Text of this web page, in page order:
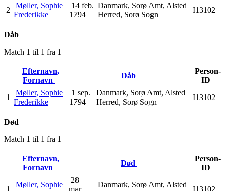
2
Møller, Sophie
Frederikke
14 feb.
1794
Danmark, Sorø Amt, Alsted
Herred, Sorø Sogn
I13102
Dåb
Match 1 til 1 fra 1
Efternavn,
Fornavn
Dåb
Person-
ID
1
Møller, Sophie
Frederikke
1 sep.
1794
Danmark, Sorø Amt, Alsted
Herred, Sorø Sogn
I13102
Død
Match 1 til 1 fra 1
Efternavn,
Fornavn
Død
Person-
ID
1
Møller, Sophie
28
mar.
Danmark, Sorø Amt, Alsted
I13102